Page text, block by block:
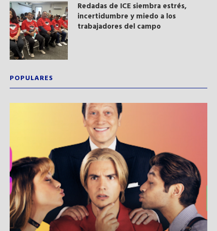
​Redadas de ICE siembra estrés,
incertidumbre y miedo a los
trabajadores del campo
POPULARES